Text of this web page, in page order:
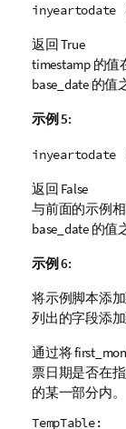
返回True
timestamp的值
base_date的值
示例 5:
返回 False
与前面的示例相
base_date的值
示例 6:
将示例脚本添
列出的字段添
通过将
票日期是否在
的某一部分内。
TempTable: